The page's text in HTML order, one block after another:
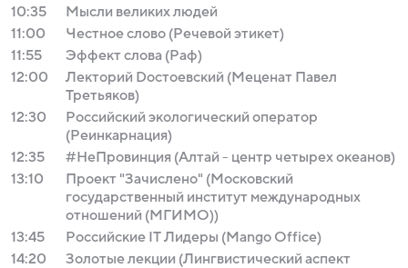
10:35
Мысли великих людей
11:00
Честное слово (Речевой этикет)
11:55
Эффект слова (Раф)
12:00
Лекторий Dостоевский (Меценат Павел
Третьяков)
12:30
Российский экологический оператор
(Реинкарнация)
12:35
#НеПровинция (Алтай - центр четырех океанов)
13:10
Проект "Зачислено" (Московский
государственный институт международных
отношений (МГИМО))
13:45
Российские IT Лидеры (Mango Office)
14:20
Золотые лекции (Лингвистический аспект